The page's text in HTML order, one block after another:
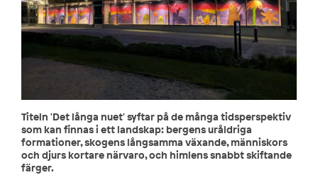
Titeln 'Det långa nuet' syftar på de många tidsperspektiv
som kan finnas i ett landskap: bergens uråldriga
formationer, skogens långsamma växande, människors
och djurs kortare närvaro, och himlens snabbt skiftande
färger.